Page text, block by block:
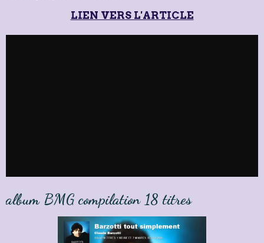
LIEN VERS L'ARTICLE
album BMG compilation 18 titres